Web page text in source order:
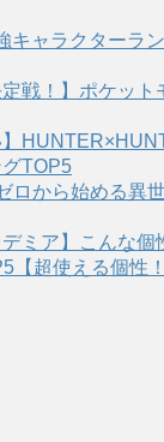
キャラクターラ
定戦！】ポケッ
】
TOP5
ロから始める異
デミア】こんな
【超使える個性！